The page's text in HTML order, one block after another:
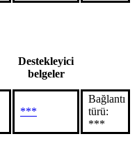
Destekleyici
belgeler
***
Bağlantı
türü:
***